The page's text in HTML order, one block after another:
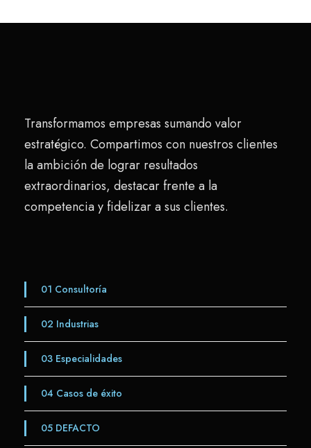
Transformamos empresas sumando valor
estratégico. Compartimos con nuestros clientes
la ambición de lograr resultados
extraordinarios, destacar frente a la
competencia y fidelizar a sus clientes.
01 Consultoría
02 Industrias
03 Especialidades
04 Casos de éxito
05 DEFACTO